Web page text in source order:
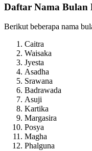
Daftar Nama Bulan
Berikut beberapa nama
Caitra
Waisaka
Jyesta
Asadha
Srawana
Badrawada
Asuji
Kartika
Margasira
Posya
Magha
Phalguna